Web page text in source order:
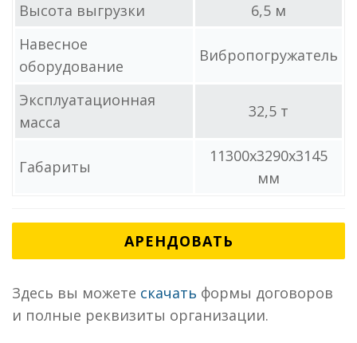
Высота выгрузки
6,5 м
Навесное
оборудование
Вибропогружатель
Эксплуатационная
масса
32,5 т
Габариты
11300x3290x3145
мм
АРЕНДОВАТЬ
Здесь вы можете скачать формы договоров
и полные реквизиты организации.